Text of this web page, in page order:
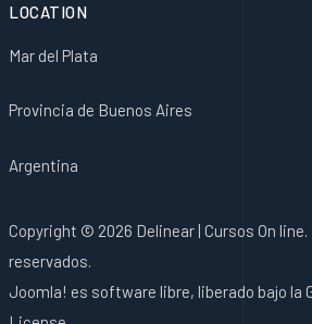
LOCATION
Mar del Plata
Provincia de Buenos Aires
Argentina
Copyright © 2026 Delinear | Cursos On
reservados.
Joomla! es software libre, liberado bajo la